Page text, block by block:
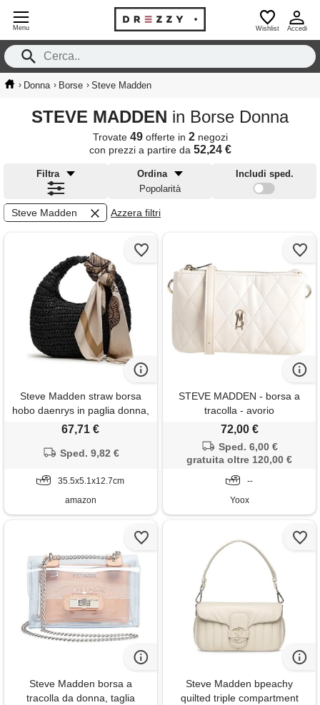
Menu Wishlist Accedi
› Donna › Borse › Steve Madden
STEVE MADDEN in Borse Donna
Trovate 49offerte in 2negozi
con prezzi a partire da 52,24 €
Filtra
Ordina
Popolarità
Includi sped.
Steve Madden Azzera filtri
Steve Madden straw borsa
hobo daenrys in paglia donna,
nero, taglia unica
67,71 €
Sped. 9,82 €
35.5x5.1x12.7cm
amazon
STEVE MADDEN - borsa a
tracolla - avorio
72,00 €
Sped. 6,00 €
gratuita oltre 120,00 €
--
Yoox
Steve Madden borsa a
tracolla da donna, taglia
Steve Madden bpeachy
quilted triple compartment